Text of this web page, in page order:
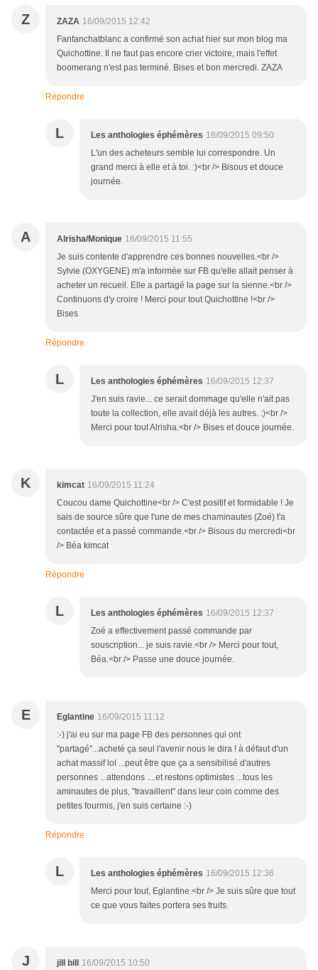
Z ZAZA 16/09/2015 12:42
Fanfanchatblanc a confirmé son achat hier sur mon blog ma
Quichottine. Il ne faut pas encore crier victoire, mais l'effet
boomerang n'est pas terminé. Bises et bon mercredi. ZAZA
Répondre
L Les anthologies éphémères 18/09/2015 09:50
L'un des acheteurs semble lui correspondre. Un
grand merci à elle et à toi. :)<br /> Bisous et douce
journée.
A Alrisha/Monique 16/09/2015 11:55
Je suis contente d'apprendre ces bonnes nouvelles.<br />
Sylvie (OXYGENE) m'a informée sur FB qu'elle allait penser à
acheter un recueil. Elle a partagé la page sur la sienne.<br />
Continuons d'y croire ! Merci pour tout Quichottine !<br />
Bises
Répondre
L Les anthologies éphémères 16/09/2015 12:37
J'en suis ravie... ce serait dommage qu'elle n'ait pas
toute la collection, elle avait déjà les autres. :)<br />
Merci pour tout Alrisha.<br /> Bises et douce journée.
K kimcat 16/09/2015 11:24
Coucou dame Quichottine<br /> C'est positif et formidable ! Je
sais de source sûre que l'une de mes chaminautes (Zoé) t'a
contactée et a passé commande.<br /> Bisous du mercredi<br
/> Béa kimcat
Répondre
L Les anthologies éphémères 16/09/2015 12:37
Zoé a effectivement passé commande par
souscription... je suis ravie.<br /> Merci pour tout,
Béa.<br /> Passe une douce journée.
E Eglantine 16/09/2015 11:12
:-) j'ai eu sur ma page FB des personnes qui ont
"partagé"...acheté ça seul l'avenir nous le dira ! à défaut d'un
achat massif lol ...peut être que ça a sensibilisé d'autres
personnes ...attendons ....et restons optimistes ...tous les
aminautes de plus, "travaillent" dans leur coin comme des
petites fourmis, j'en suis certaine :-)
Répondre
L Les anthologies éphémères 16/09/2015 12:36
Merci pour tout, Eglantine.<br /> Je suis sûre que tout
ce que vous faites portera ses fruits.
J jill bill
16/09/2015 10:50